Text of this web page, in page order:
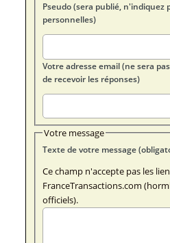
Pseudo (sera publié, n'indiquez
personnelles)
Votre adresse email (ne sera
de recevoir les réponses)
Votre message
Texte de votre
Ce champ n'accepte pas les
FranceTransactions.com
officiels).